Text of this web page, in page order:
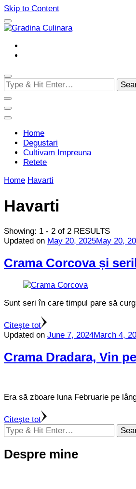
Skip to Content
Gradina Culinara
Cultivam retete delicioase
Looking
for
Something?
Home
Degustari
Cultivam Impreuna
Retete
Home Havarti
Havarti
Showing: 1 - 2 of 2 RESULTS
Updated on May 20, 2025May 20,
Crama Corcova și
Sunt seri în care timpul pare să
Citește tot
Updated on June 7, 2024March 4,
Crama Dradara, Vin
Era să zboare luna Februarie pe
Citește tot
Looking
for
Something?
Despre mine